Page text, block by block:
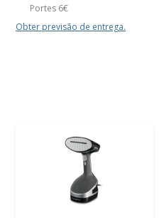
Portes 6€
Obter previsão de entrega.